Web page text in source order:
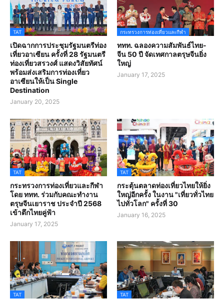
TAT
เปิดฉากการประชุมรัฐมนตรีท่อง
เที่ยวอาเซียน ครั้งที่ 28 รัฐมนตรี
ท่องเที่ยวสรวงศ์ แสดงวิสัยทัศน์
พร้อมส่งเสริมการท่องเที่ยว
อาเซียนให้เป็น Single
Destination
January 20, 2025
กระทรวงการท่องเที่ยวและกีฬา
ททท. ฉลองความสัมพันธ์ไทย-
จีน 50 ปี จัดเทศกาลตรุษจีนยิ่ง
ใหญ่
January 17, 2025
TAT
กระทรวงการท่องเที่ยวและกีฬา
โดย ททท. ร่วมกับคณะทำงาน
ตรุษจีนเยาราช ประจำปี 2568
เข้าตึกไทยคู่ฟ้า
January 17, 2025
TAT
กระตุ้นตลาดท่องเที่ยวไทยให้ยิ่ง
ใหญ่อีกครั้ง ในงาน "เที่ยวทั่วไทย
ไปทั่วโลก" ครั้งที่ 30
January 16, 2025
TAT TAT